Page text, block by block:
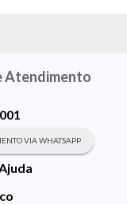
Atendimento
VIA WHATSAPP